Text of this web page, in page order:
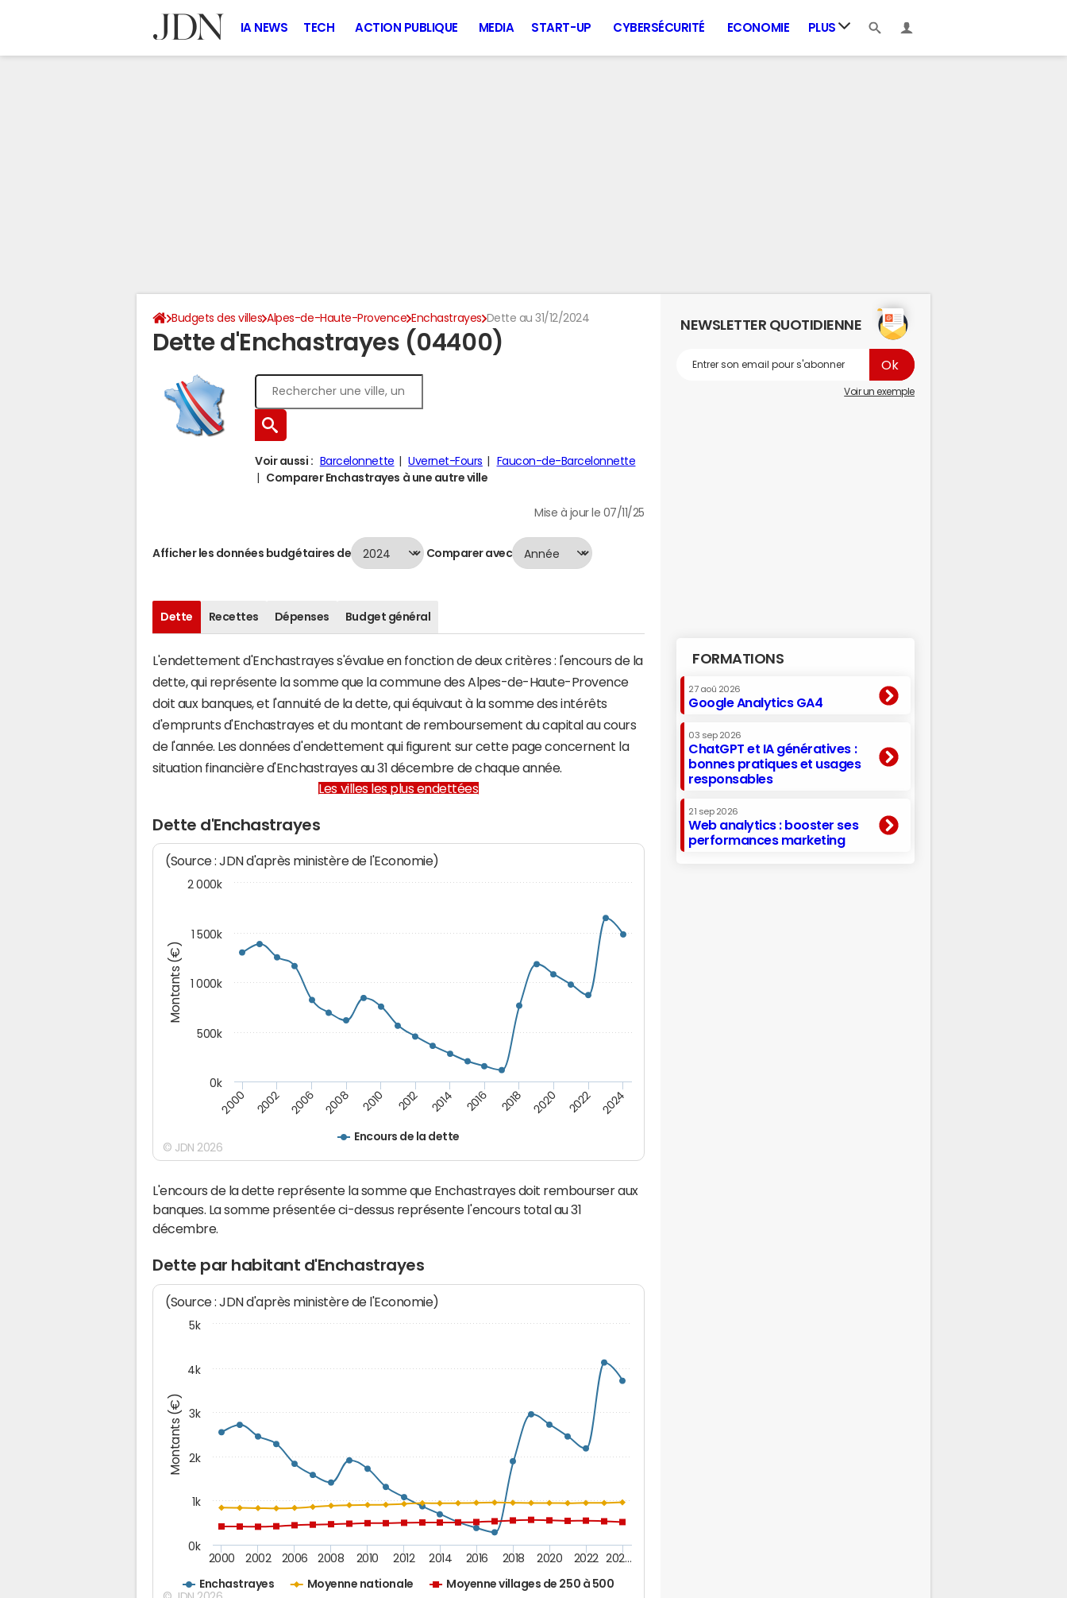
IA NEWS TECH ACTION PUBLIQUE MEDIA START-UP CYBERSÉCURITÉ ECONOMIE PLUS
Budgets des villes Alpes-de-Haute-Provence Enchastrayes Dette au 31/12/2024
Dette d'Enchastrayes (04400)
Voir aussi : Barcelonnette Uvernet-Fours
Faucon-de-Barcelonnette
Comparer Enchastrayes à une autre ville
Mise à jour le 07/11/25
Afficher les données budgétaires de Comparer avec
Dette Recettes Dépenses Budget général
L'endettement d'Enchastrayes s'évalue en fonction de deux critères : l'encours de la
dette, qui représente la somme que la commune des Alpes-de-Haute-Provence
doit aux banques, et l'annuité de la dette, qui équivaut à la somme des intérêts
d'emprunts d'Enchastrayes et du montant de remboursement du capital au cours
de l'année. Les données d'endettement qui figurent sur cette page concernent la
situation financière d'Enchastrayes au 31 décembre de chaque année.
Les villes les plus endettées
Dette d'Enchastrayes
Montants (€)
(Source : JDN d'après ministère de l'Economie)
Encours de la dette
2000 2002 2006 2008 2010 2012 2014 2016 2018 2020 2022 2024
0k
500k
1 000k
1 500k
2 000k
© JDN 2026
L'encours de la dette représente la somme que Enchastrayes doit rembourser aux
banques. La somme présentée ci-dessus représente l'encours total au 31
décembre.
Dette par habitant d'Enchastrayes
Montants (€)
(Source : JDN d'après ministère de l'Economie)
Enchastrayes Moyenne nationale Moyenne villages de 250 à 500
2000 2002 2006 2008 2010 2012 2014 2016 2018 2020 2022 202…
0k
1k
2k
3k
4k
5k
NEWSLETTER QUOTIDIENNE
Voir un exemple
FORMATIONS
27 aoû 2026
Google Analytics GA4
03 sep 2026
ChatGPT et IA génératives :
bonnes pratiques et usages
responsables
21 sep 2026
Web analytics : booster ses
performances marketing